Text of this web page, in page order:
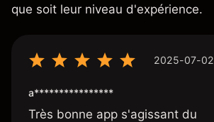
que soit leur niveau d'expérience.
2025-07-02
a****************
Très bonne app s'agissant du